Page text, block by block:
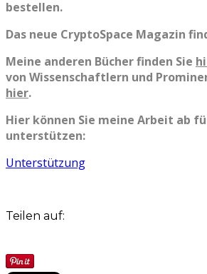
bestellen.
Das neue CryptoSpace Magazin
Meine anderen Bücher finden Sie
von Wissenschaftlern und
hier.
Hier können Sie meine Arbeit ab
unterstützen:
Unterstützung
Teilen auf: